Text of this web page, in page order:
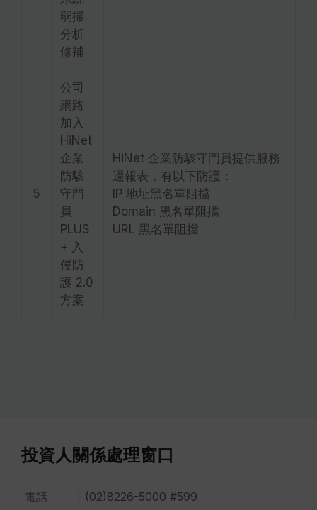
弱掃
分析
修補
5
公司
網路
加入
HiNet
企業
防駭
守門
員
PLUS
+ 入
侵防
護 2.0
方案
HiNet 企業防駭守門員提供服務
週報表，有以下防護：
IP 地址黑名單阻擋
Domain 黑名單阻擋
URL 黑名單阻擋
投資人關係處理窗口
電話 (02)8226-5000 #599